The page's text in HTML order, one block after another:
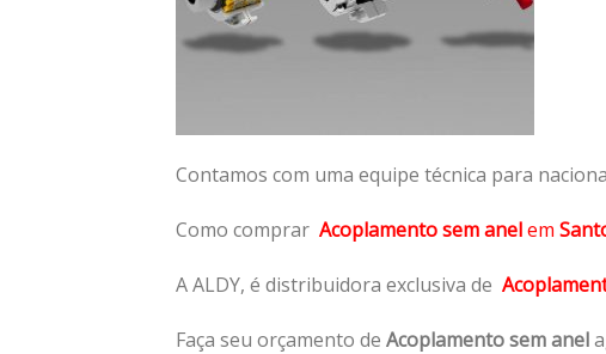
Contamos com uma equipe técnica para
Como comprar Acoplamento sem anelem
A ALDY, é distribuidora exclusiva de
Faça seu orçamento de Acoplamento sem anel